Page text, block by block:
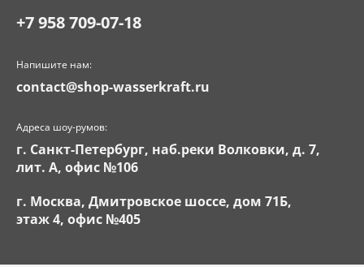
+7 958 709-07-18
Напишите нам:
contact@shop-wasserkraft.ru
Адреса шоу-румов:
г. Санкт-Петербург, наб.реки Волковки, д. 7,
лит. А, офис №106
г. Москва, Дмитровское шоссе, дом 71Б,
этаж 4, офис №405